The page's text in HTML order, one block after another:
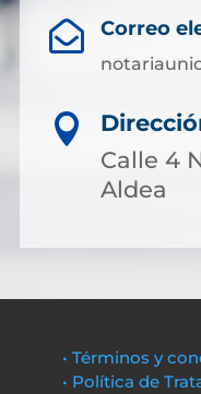
 Correo

Calle 4
Aldea
• Términos y
• Política de